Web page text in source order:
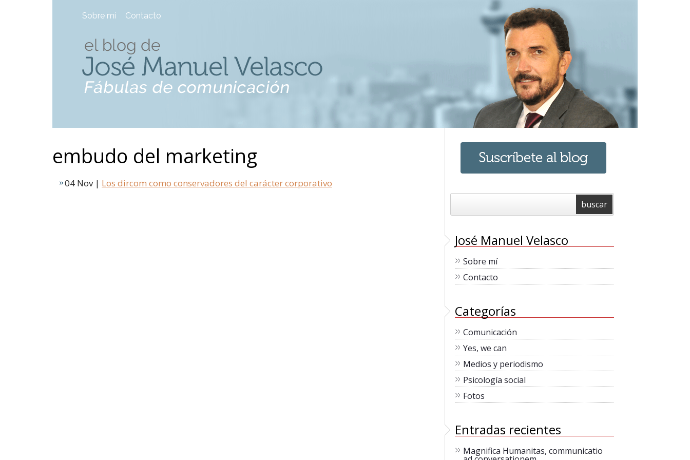
Sobre mí Contacto
embudo del marketing
04 Nov | Los dircom como conservadores del carácter corporativo
José Manuel Velasco
Sobre mí
Contacto
Categorías
Comunicación
Yes, we can
Medios y periodismo
Psicología social
Fotos
Entradas recientes
Magnifica Humanitas, communicatio